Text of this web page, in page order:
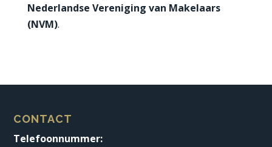
Nederlandse Vereniging van Makelaars
(NVM).
CONTACT
Telefoonnummer: